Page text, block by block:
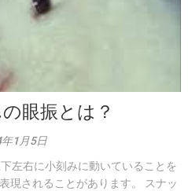
眼振とは？
1月5日
左右に小刻みに動いていることを
現されることがあります。 スナッ